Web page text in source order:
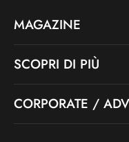
MAGAZINE
SCOPRI DI PIÙ
CORPORATE / ADV